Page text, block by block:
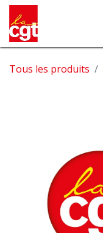
Tous les produits